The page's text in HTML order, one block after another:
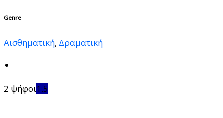
Genre
Αισθηματική, Δραματική
2 ψήφοι1.5